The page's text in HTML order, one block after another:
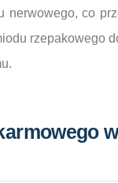
nerwowego, co
rzepakowego